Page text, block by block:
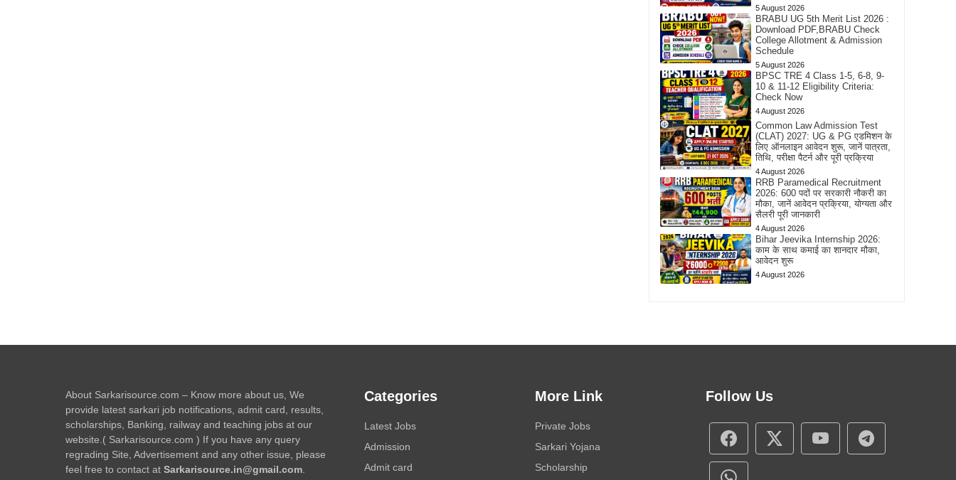
5 August 2026
BRABU UG 5th Merit List 2026 :
Download PDF,BRABU Check
College Allotment & Admission
Schedule
5 August 2026
BPSC TRE 4 Class 1-5, 6-8, 9-
10 & 11-12 Eligibility Criteria:
Check Now
4 August 2026
Common Law Admission Test
(CLAT) 2027: UG & PG एडमिशन के
लिए ऑनलाइन आवेदन शुरू, जानें पात्रता,
तिथि, परीक्षा पैटर्न और पूरी प्रक्रिया
4 August 2026
RRB Paramedical Recruitment
2026: 600 पदों पर सरकारी नौकरी का
मौका, जानें आवेदन प्रक्रिया, योग्यता और
सैलरी पूरी जानकारी
4 August 2026
Bihar Jeevika Internship 2026:
काम के साथ कमाई का शानदार मौका,
आवेदन शुरू
4 August 2026
About Sarkarisource.com – Know more about us, We
provide latest sarkari job notifications, admit card, results,
scholarships, Banking, railway and teaching jobs at our
website.( Sarkarisource.com ) If you have any query
regrading Site, Advertisement and any other issue, please
feel free to contact at Sarkarisource.in@gmail.com
Categories
Latest Jobs
Admission
Admit card
More Link
Private Jobs
Sarkari Yojana
Scholarship
Follow Us